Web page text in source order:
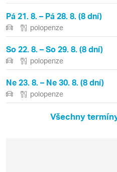
Pá 21. 8. – Pá 28. 8. (8 dní)
polopenze
So 22. 8. – So 29. 8. (8 dní)
polopenze
Ne 23. 8. – Ne 30. 8. (8 dní)
polopenze
Všechny